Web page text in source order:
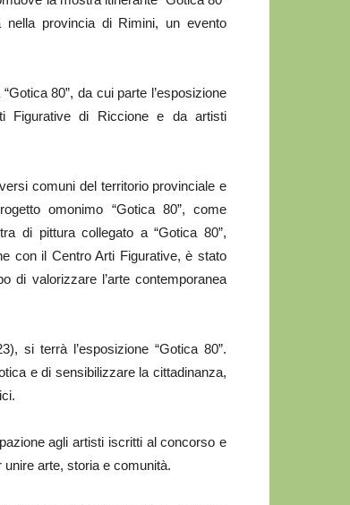
nella provincia di Rimini, un evento
80”, da cui parte l’esposizione
Figurative di Riccione e da artisti
comuni del territorio provinciale e
omonimo “Gotica 80”, come
di pittura collegato a “Gotica 80”,
con il Centro Arti Figurative, è stato
di valorizzare l’arte contemporanea
si terrà l’esposizione “Gotica 80”.
e di sensibilizzare la cittadinanza,
agli artisti iscritti al concorso e
arte, storia e comunità.